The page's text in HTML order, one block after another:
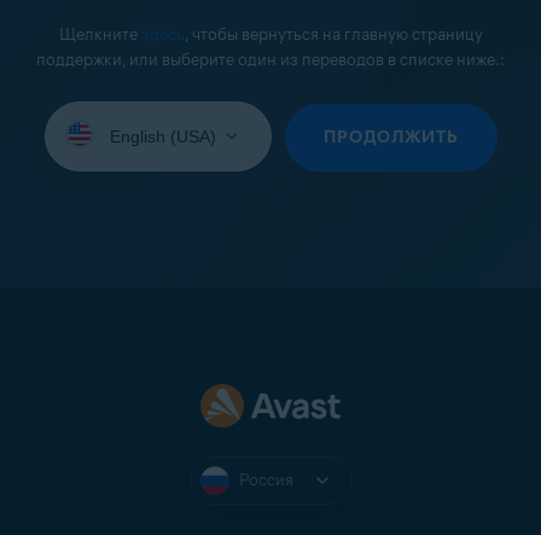
Щелкните здесь, чтобы вернуться на главную страницу
поддержки, или выберите один из переводов в списке ниже.:
язык:
ПРОДОЛЖИТЬ
Россия